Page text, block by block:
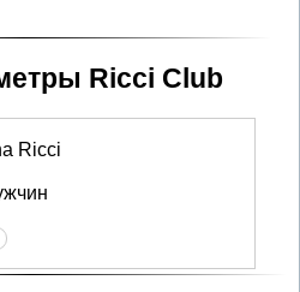
Ricci Club
Ricci